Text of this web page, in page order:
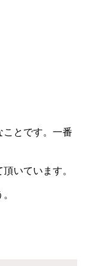
ことです。一番
いています。